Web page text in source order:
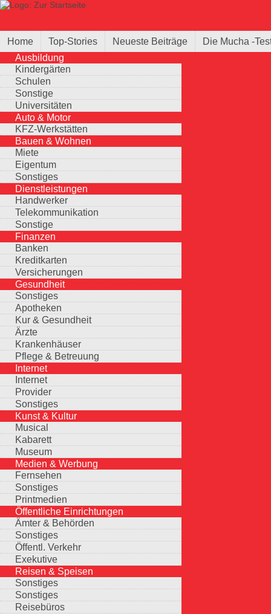
Direkt zum Inhalt
Home Top-Stories Neueste Beiträge
Die Mucha -
Ausbildung
Kindergärten
Schulen
Sonstige
Universitäten
Auto & Motor
KFZ-Werkstätten
Bauen & Wohnen
Miete
Eigentum
Sonstiges
Dienstleistungen
Handwerker
Telekommunikation
Sonstige
Finanzen
Banken
Kreditkarten
Versicherungen
Gesundheit
Sonstiges
Apotheken
Kur & Gesundheit
Ärzte
Krankenhäuser
Pflege & Betreuung
Internet
Internet
Provider
Sonstiges
Kunst & Kultur
Musical
Kabarett
Museum
Medien & Werbung
Fernsehen
Sonstiges
Printmedien
Öffentliche Einrichtungen
Ämter & Behörden
Sonstiges
Öffentl. Verkehr
Exekutive
Reisen & Speisen
Sonstiges
Sonstiges
Reisebüros